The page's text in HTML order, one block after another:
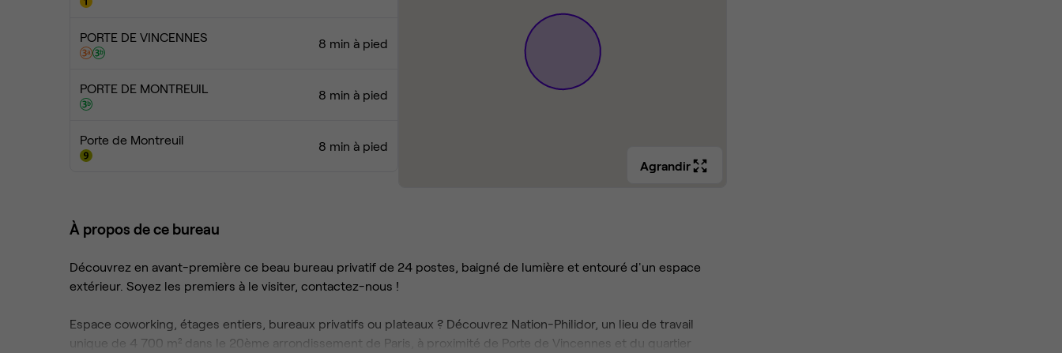
PORTE DE VINCENNES 8 min à pied
PORTE DE MONTREUIL 8 min à pied
Porte de Montreuil
8 min à pied
Agrandir
À propos de ce bureau
Découvrez en avant-première ce beau bureau privatif de 24 postes, baigné de lumière et entouré d'un espace
extérieur. Soyez les premiers à le visiter, contactez-nous !
Espace coworking, étages entiers, bureaux privatifs ou plateaux ? Découvrez Nation-Philidor, un lieu de travail
unique de 4 700 m² dans le 20ème arrondissement de Paris, à proximité de Porte de Vincennes et du quartier